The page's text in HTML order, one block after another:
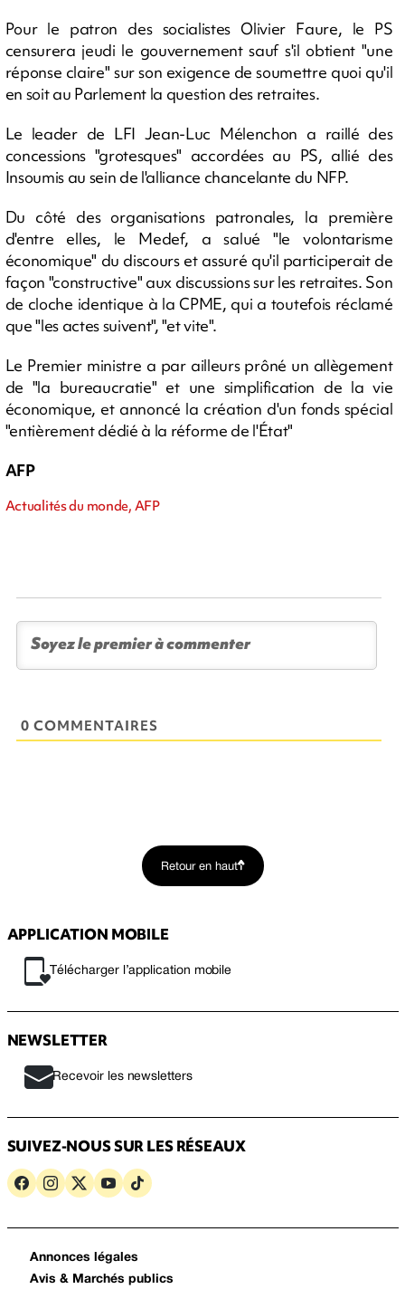
Pour le patron des socialistes Olivier Faure, le PS
censurera jeudi le gouvernement sauf s'il obtient "une
réponse claire" sur son exigence de soumettre quoi qu'il
en soit au Parlement la question des retraites.
Le leader de LFI Jean-Luc Mélenchon a raillé des
concessions "grotesques" accordées au PS, allié des
Insoumis au sein de l'alliance chancelante du NFP.
Du côté des organisations patronales, la première
d'entre elles, le Medef, a salué "le volontarisme
économique" du discours et assuré qu'il participerait de
façon "constructive" aux discussions sur les retraites. Son
de cloche identique à la CPME, qui a toutefois réclamé
que "les actes suivent", "et vite".
Le Premier ministre a par ailleurs prôné un allègement
de "la bureaucratie" et une simplification de la vie
économique, et annoncé la création d'un fonds spécial
"entièrement dédié à la réforme de l'État"
AFP
Actualités du monde, AFP
0 COMMENTAIRES
Retour en haut
APPLICATION MOBILE
Télécharger l’application mobile
NEWSLETTER
Recevoir les newsletters
SUIVEZ-NOUS SUR LES RÉSEAUX
Annonces légales
Avis & Marchés publics